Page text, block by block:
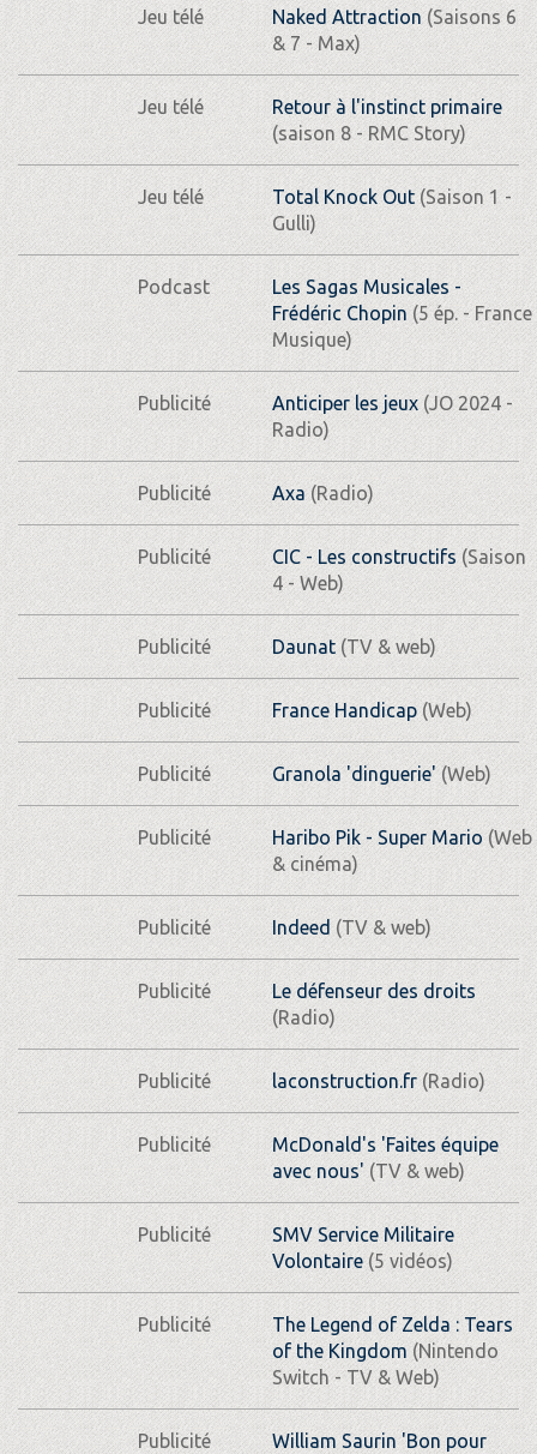
Jeu télé Naked Attraction(Saisons 6
& 7 - Max)
Jeu télé
Retour à l'instinct primaire
(saison 8 - RMC Story)
Jeu télé Total Knock Out(Saison 1 -
Gulli)
Podcast
Les Sagas Musicales -
Frédéric Chopin (5 ép. - France
Musique)
Publicité Anticiper les jeux(JO 2024 -
Radio)
Publicité Axa (Radio)
Publicité CIC - Les constructifs(Saison
4 - Web)
Publicité Daunat (TV & web)
Publicité France Handicap (Web)
Publicité Granola 'dinguerie'(Web)
Publicité Haribo Pik - Super Mario(Web
& cinéma)
Publicité Indeed(TV & web)
Publicité
Le défenseur des droits
(Radio)
Publicité laconstruction.fr(Radio)
Publicité
McDonald's 'Faites équipe
avec nous'(TV & web)
Publicité
SMV Service Militaire
Volontaire (5 vidéos)
Publicité
The Legend of Zelda : Tears
of the Kingdom (Nintendo
Switch - TV & Web)
Publicité
William Saurin 'Bon pour